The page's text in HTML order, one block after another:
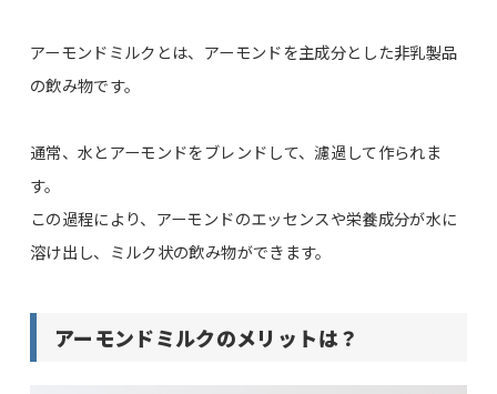
アーモンドミルクとは、アーモンドを主成分とした非乳製品
の飲み物です。
通常、水とアーモンドをブレンドして、濾過して作られま
す。
この過程により、アーモンドのエッセンスや栄養成分が水に
溶け出し、ミルク状の飲み物ができます。
アーモンドミルクのメリットは？